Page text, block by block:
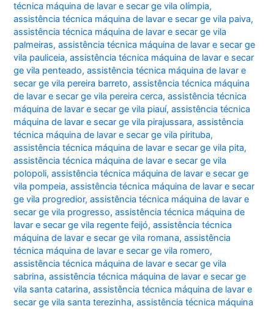
técnica máquina de lavar e secar ge vila olímpia,
assistência técnica máquina de lavar e secar ge vila paiva,
assistência técnica máquina de lavar e secar ge vila
palmeiras,assistência técnica máquina de lavar e secar ge
vila pauliceia,assistência técnica máquina de lavar e secar
ge vila penteado,assistência técnica máquina de lavar e
secar ge vila pereira barreto,assistência técnica máquina
de lavar e secar ge vila pereira cerca,assistência técnica
máquina de lavar e secar ge vila piauí,assistência técnica
máquina de lavar e secar ge vila pirajussara,assistência
técnica máquina de lavar e secar ge vila pirituba,
assistência técnica máquina de lavar e secar ge vila pita,
assistência técnica máquina de lavar e secar ge vila
polopoli,assistência técnica máquina de lavar e secar ge
vila pompeia,assistência técnica máquina de lavar e secar
ge vila progredior,assistência técnica máquina de lavar e
secar ge vila progresso,assistência técnica máquina de
lavar e secar ge vila regente feijó,assistência técnica
máquina de lavar e secar ge vila romana,assistência
técnica máquina de lavar e secar ge vila romero,
assistência técnica máquina de lavar e secar ge vila
sabrina,assistência técnica máquina de lavar e secar ge
vila santa catarina,assistência técnica máquina de lavar e
secar ge vila santa terezinha,assistência técnica máquina